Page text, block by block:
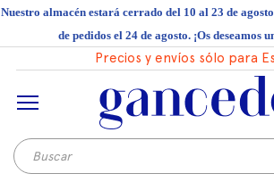
Nuestro almacén estará cerrado del 10 al 23 de
de pedidos el 24 de agosto. ¡Os deseamos
Precios y envíos sólo para